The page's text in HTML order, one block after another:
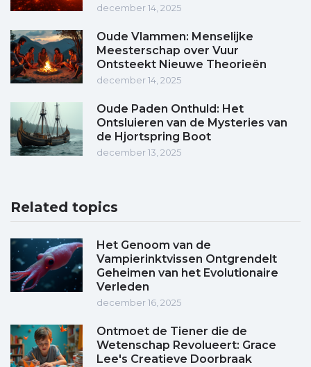
december 14, 2025
Oude Vlammen: Menselijke
Meesterschap over Vuur
Ontsteekt Nieuwe Theorieën
december 14, 2025
Oude Paden Onthuld: Het
Ontsluieren van de Mysteries van
de Hjortspring Boot
december 13, 2025
Related topics
Het Genoom van de
Vampierinktvissen Ontgrendelt
Geheimen van het Evolutionaire
Verleden
december 16, 2025
Ontmoet de Tiener die de
Wetenschap Revolueert: Grace
Lee's Creatieve Doorbraak